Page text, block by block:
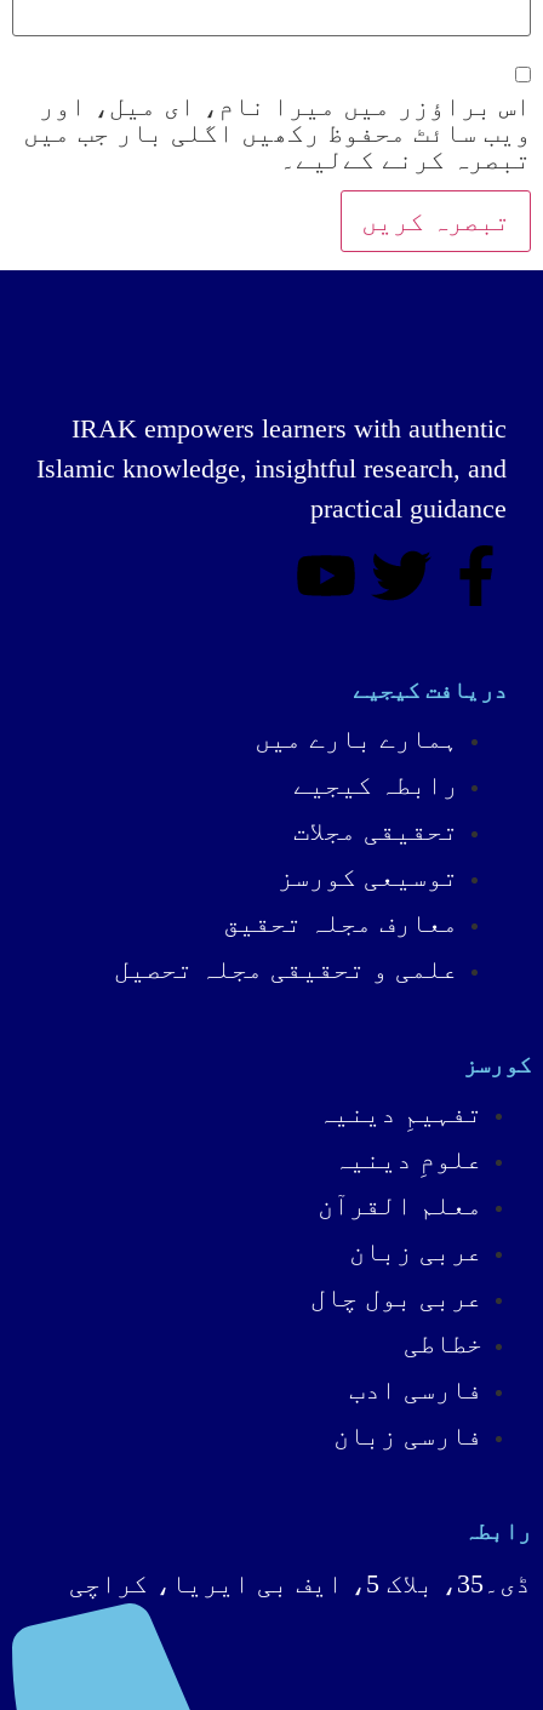
اس براؤزر میں میرا نام، ای میل، اور
ویب سائٹ محفوظ رکھیں اگلی بار جب میں
تبصرہ کرنے کےلیے۔
IRAK empowers learners with authentic
Islamic knowledge, insightful research, and
practical guidance
دریافت کیجیے
ہمارے بارے میں
رابطہ کیجیے
تحقیقی مجلات
توسیعی کورسز
معارف مجلہ تحقیق
علمی و تحقیقی مجلہ تحصیل
کورسز
تفہیمِ دینیہ
علومِ دینیہ
معلم القرآن
عربی زبان
عربی بول چال
خطاطی
فارسی ادب
فارسی زبان
رابطہ
ڈی۔35، بلاک 5، ایف بی ایریا، کراچی